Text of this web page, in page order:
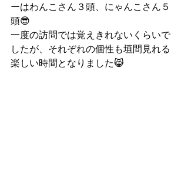
ーはわんこさん３頭、にゃんこさん５
頭😎
一度の訪問では覚えきれないくらいで
したが、それぞれの個性も垣間見れる
楽しい時間となりました😸